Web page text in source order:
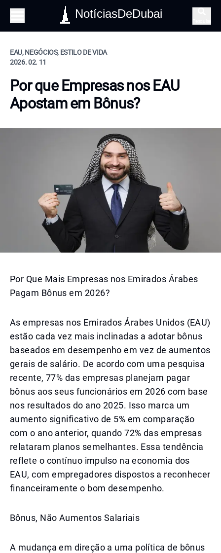
NotíciasDeDubai
EAU, NEGÓCIOS, ESTILO DE VIDA
2026. 02. 11
Por que Empresas nos EAU
Apostam em Bônus?
Por Que Mais Empresas nos Emirados Árabes
Pagam Bônus em 2026?
As empresas nos Emirados Árabes Unidos (EAU)
estão cada vez mais inclinadas a adotar bônus
baseados em desempenho em vez de aumentos
gerais de salário. De acordo com uma pesquisa
recente, 77% das empresas planejam pagar
bônus aos seus funcionários em 2026 com base
nos resultados do ano 2025. Isso marca um
aumento significativo de 5% em comparação
com o ano anterior, quando 72% das empresas
relataram planos semelhantes. Essa tendência
reflete o contínuo impulso na economia dos
EAU, com empregadores dispostos a reconhecer
financeiramente o bom desempenho.
Bônus, Não Aumentos Salariais
A mudança em direção a uma política de bônus